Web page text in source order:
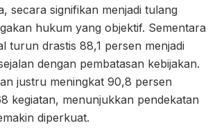
secara signifikan menjadi tulang
hukum yang objektif. Sementara
turun drastis 88,1 persen menjadi
dengan pembatasan kebijakan.
justru meningkat 90,8 persen
kegiatan, menunjukkan pendekatan
diperkuat.